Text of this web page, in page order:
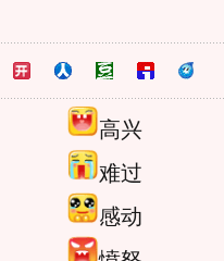
高兴
难过
感动